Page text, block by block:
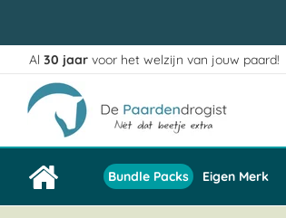
Ga
naar
de
inhoud
Al 30 jaar voor het welzijn van jouw paard!
Bundle Packs Eigen Merk